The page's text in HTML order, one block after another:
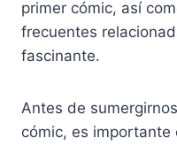
primer cómic, así
frecuentes
fascinante.
Antes de
cómic, es importante